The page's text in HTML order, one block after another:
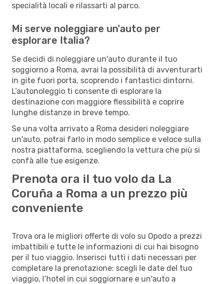
specialità locali e rilassarti al parco.
Mi serve noleggiare un'auto per
esplorare Italia?
Se decidi di noleggiare un'auto durante il tuo
soggiorno a Roma, avrai la possibilità di avventurarti
in gite fuori porta, scoprendo i fantastici dintorni.
L’autonoleggio ti consente di esplorare la
destinazione con maggiore flessibilità e coprire
lunghe distanze in breve tempo.
Se una volta arrivato a Roma desideri noleggiare
un'auto, potrai farlo in modo semplice e veloce sulla
nostra piattaforma, scegliendo la vettura che più si
confà alle tue esigenze.
Prenota ora il tuo volo da La
Coruña a Roma a un prezzo più
conveniente
Trova ora le migliori offerte di volo su Opodo a prezzi
imbattibili e tutte le informazioni di cui hai bisogno
per il tuo viaggio. Inserisci tutti i dati necessari per
completare la prenotazione: scegli le date del tuo
viaggio, l’hotel in cui soggiornare e un'auto a